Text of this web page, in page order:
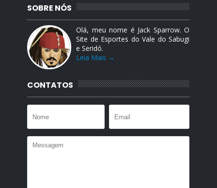
SOBRE NÓS
Olá, meu nome é Jack Sparrow. O
Site de Esportes do Vale do Sabugi
e Seridó.
Leia Mais →
CONTATOS